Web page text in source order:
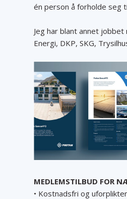
én person å forholde seg
Jeg har blant annet
Energi, DKP, SKG,
MEDLEMSTILBUD FOR
• Kostnadsfri og